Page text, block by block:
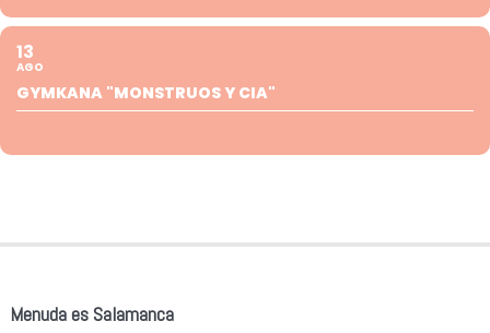
13
AGO
GYMKANA "MONSTRUOS Y CIA"
Menuda es Salamanca